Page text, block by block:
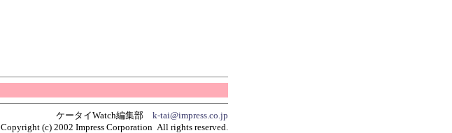
ケータイWatch編集部 k-tai@impress.co.jp
Copyright (c) 2002 Impress Corporation All rights reserved.